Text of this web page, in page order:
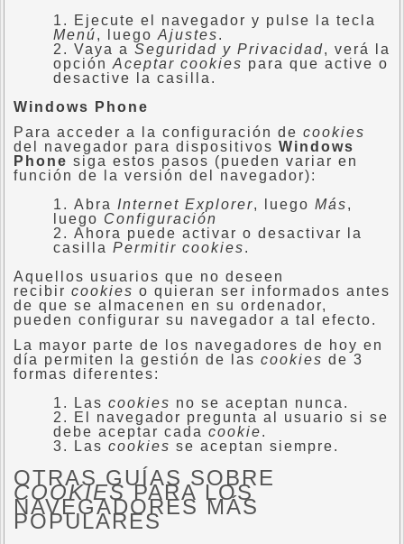
Ejecute el navegador y pulse la tecla
Menú, luego Ajustes.
Vaya a Seguridad y Privacidad, verá la
opción Aceptar cookies para que active o
desactive la casilla.
Windows Phone
Para acceder a la configuración de cookies
del navegador para dispositivos Windows
Phone siga estos pasos (pueden variar en
función de la versión del navegador):
Abra Internet Explorer, luego Más,
luego Configuración
Ahora puede activar o desactivar la
casilla Permitir cookies.
Aquellos usuarios que no deseen
recibir cookies o quieran ser informados antes
de que se almacenen en su ordenador,
pueden configurar su navegador a tal efecto.
La mayor parte de los navegadores de hoy en
día permiten la gestión de las cookies de 3
formas diferentes:
Las cookies no se aceptan nunca.
El navegador pregunta al usuario si se
debe aceptar cada cookie.
Las cookies se aceptan siempre.
OTRAS GUÍAS SOBRE
COOKIESPARA LOS
NAVEGADORES MÁS
POPULARES